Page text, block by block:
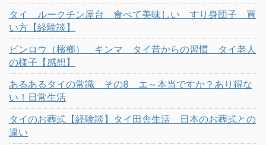
タイ ルークチン屋台 食べて美味しい すり身団子 買
い方【経験談】
ビンロウ（檳榔） キンマ タイ昔からの習慣 タイ老人
の様子【感想】
あるあるタイの常識 その8 エ～本当ですか？あり得な
い！日常生活
タイのお葬式【経験談】タイ田舎生活 日本のお葬式との
違い